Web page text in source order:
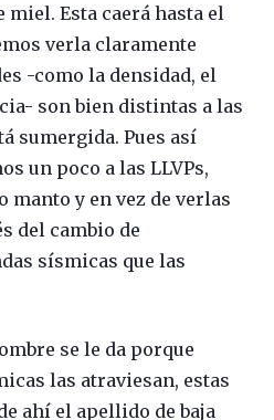
Esta caerá hasta el
verla claramente
-como la densidad, el
son bien distintas a las
sumergida. Pues así
un poco a las LLVPs,
manto y en vez de verlas
del cambio de
sísmicas que las
se le da porque
las atraviesan, estas
ahí el apellido de baja